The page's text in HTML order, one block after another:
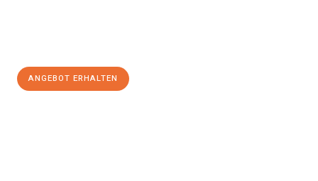
ANGEBOT ERHALTEN